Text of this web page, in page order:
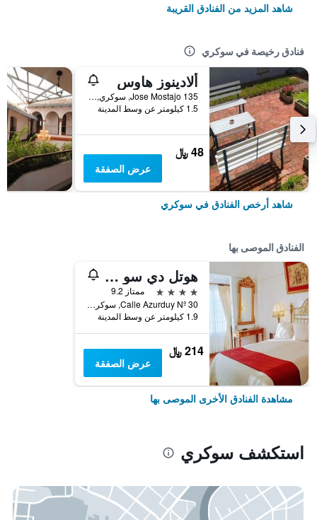
شاهد المزيد من الفنادق القريبة
فنادق رخيصة في سوكري
ألادينوز هاوس
Jose Mostajo 135, سوكري, بوليفيا
1.5 كيلومتر عن وسط المدينة
48 ﷼
عرض الصفقة
شاهد أرخص الفنادق في سوكري
الفنادق الموصى بها
هوتل دي سو ميرسيد
4 نجوم
ممتاز 9.2
Calle Azurduy Nº 30, سوكري, بوليفيا
1.9 كيلومتر عن وسط المدينة
214 ﷼
عرض الصفقة
مشاهدة الفنادق الأخرى الموصى بها
استكشف سوكري